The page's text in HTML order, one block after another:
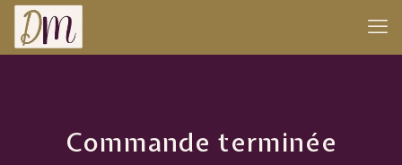
Commande terminée